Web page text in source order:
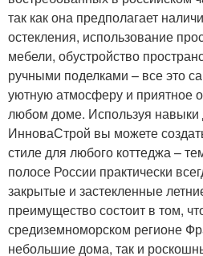
так как она предполагает
остекления, использование
мебели, обустройство
ручными поделками – все это
уютную атмосферу и приятное
любом доме. Используя навыки
ИнноваСтрой вы можете
стиле для любого коттеджа –
полосе России практически
закрытые и застекленные
преимущество состоит в том,
средиземноморском регионе
небольшие дома, так и